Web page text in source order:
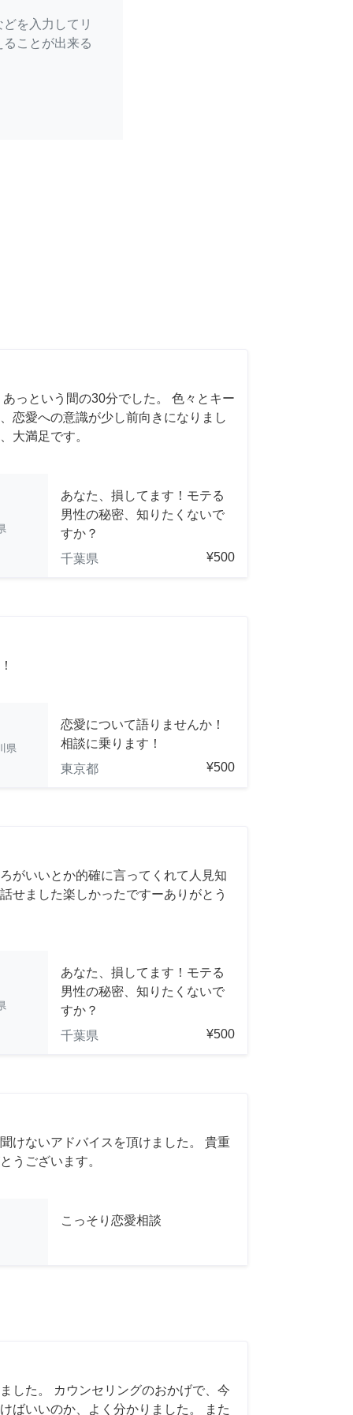
を入力してリ
ことが出来る
っという間の30分でした。 色々とキー
恋愛への意識が少し前向きになりまし
大満足です。
あなた、損してます！モテる
男性の秘密、知りたくないで
すか？
千葉県
¥500
県
恋愛について語りませんか！
相談に乗ります！
東京都
¥500
がいいとか的確に言ってくれて人見知
せました楽しかったですーありがとう
あなた、損してます！モテる
男性の秘密、知りたくないで
すか？
千葉県
¥500
けないアドバイスを頂けました。 貴重
うございます。
こっそり恋愛相談
した。 カウンセリングのおかげで、今
ばいいのか、よく分かりました。 また